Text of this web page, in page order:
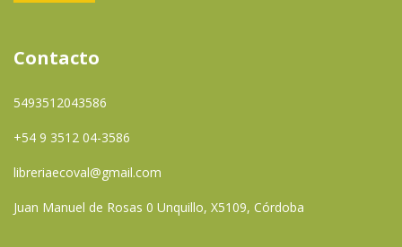
Contacto
5493512043586
+54 9 3512 04-3586
libreriaecoval@gmail.com
Juan Manuel de Rosas 0 Unquillo, X5109, Córdoba